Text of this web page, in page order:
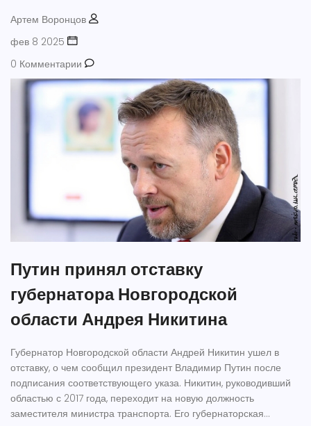
Артем Воронцов
фев 8 2025
0 Комментарии
Путин принял отставку
губернатора Новгородской
области Андрея Никитина
Губернатор Новгородской области Андрей Никитин ушел в
отставку, о чем сообщил президент Владимир Путин после
подписания соответствующего указа. Никитин, руководивший
областью с 2017 года, переходит на новую должность
заместителя министра транспорта. Его губернаторская